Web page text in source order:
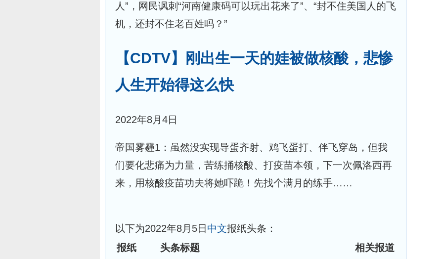
人”，网民讽刺“河南健康码可以玩出花来了”、“封不住美国人的飞
机，还封不住老百姓吗？”
【CDTV】刚出生一天的娃被做核酸，悲惨
人生开始得这么快
2022年8月4日
帝国雾霾1：虽然没实现导蛋齐射、鸡飞蛋打、伴飞穿岛，但我
们要化悲痛为力量，苦练捅核酸、打疫苗本领，下一次佩洛西再
来，用核酸疫苗功夫将她吓跪！先找个满月的练手……
以下为2022年8月5日 中文报纸头条：
报纸
头条标题 相关报道